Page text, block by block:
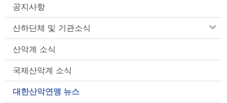
공지사항
산하단체 및 기관소식
산악계 소식
국제산악계 소식
대한산악연맹 뉴스